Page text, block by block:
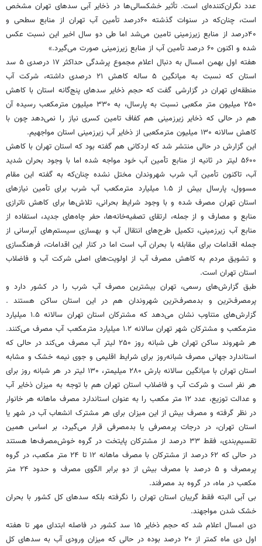
عدد نگران‌کننده‌ای است. تأثیر خشکسالی‌ها در ذخایر آبی سدهای تهران مشخص
است، چنان‌که در سنوات گذشته ۶۰‌درصد تأمین آب تهران از منابع سطحی و
۴۰‌درصد از منابع زیرزمینی تامین می‌شد اما طی دو سال اخیر این نسبت عکس
شده و اکنون ۶۰ درصد تأمین آب از منابع زیرزمینی صورت می‌گیرد.»
هفته اول بهمن امسال به دنبال اعلام مجموع پرشدگی حداکثر ۱۷ درصدی ۵ سد
استان که نسبت به میانگین ۵ ساله کاهش ۲۱ درصدی داشته، شرکت آب
منطقه‌ای تهران در گزارشی گفت که حجم ذخایر سدهای پنج‌گانه استان با کاهش
۲۵۰ میلیون متر مکعبی نسبت به پارسال، به ۳۳۰ میلیون مترمکعب رسیده آن
هم در حالی که ذخایر زیرزمینی هم کفاف تامین کسری نیاز را نمی‌دهد چون با
کاهش سالانه ۱۳۰ میلیون مترمکعبی از ذخایر آب زیرزمینی استان مواجهیم.
این گزارش در حالی منتشر شد که اردکانی هم گفته بود که استان تهران با کاهش
۵۶۰۰ لیتر در ثانیه از منابع تأمین آب خود مواجه شده اما با وجود بحران شدید
آب، تاکنون تأمین آب شرب شهروندان مختل نشده چنان‌که به گفته این مقام
مسوول، پارسال بیش از ۱.۵ میلیارد مترمکعب آب شرب برای تأمین نیازهای
استان تهران مصرف شده و با وجود شرایط بحرانی، تلاش‌ها برای کاهش ناترازی
منابع و مصارف و از جمله، ارتقای تصفیه‌خانه‌ها، حفر چاه‌های جدید، استفاده از
منابع آب زیرزمینی، تکمیل طرح‌های انتقال آب و بهسازی سیستم‌های آبرسانی از
جمله اقدامات برای مقابله با بحران آب است اما در کنار این اقدامات، فرهنگسازی
و تشویق مردم به کاهش مصرف آب از اولویت‌های اصلی شرکت آب و فاضلاب
استان تهران است.
طبق گزارش‌های رسمی، تهران بیشترین مصرف آب شرب را در کشور دارد و
پرمصرف‌ترین و بدمصرف‌ترین شهروندان هم در این استان ساکن هستند .
گزارش‌های متناوب نشان می‌دهد که مشترکان استان تهران سالانه ۱.۵ میلیارد
مترمکعب و مشترکان شهر تهران سالانه ۱.۲ میلیارد مترمکعب آب مصرف می‌کنند.
هر شهروند ساکن تهران طی شبانه روز ۲۵۰ لیتر آب مصرف می‌کند در حالی که
استاندارد جهانی مصرف شبانه‌روز برای شرایط اقلیمی و جوی نیمه خشک و مشابه
استان تهران با میانگین سالانه بارش ۲۸۰ میلیمتر، ۱۳۰ لیتر در هر شبانه روز برای
هر نفر است و شرکت آب و فاضلاب استان تهران هم با توجه به میزان ذخایر آب
و عدالت توزیع، عدد ۱۲ متر مکعب را به عنوان استاندارد مصرف ماهانه هر خانوار
در نظر گرفته و مصرف بیش از این میزان برای هر مشترک انشعاب آب در شهر یا
استان تهران، در درجات پرمصرفی یا بدمصرفی قرار می‌گیرد، بر اساس همین
تقسیم‌بندی، فقط ۳۳ درصد از مشترکان پایتخت در گروه خوش‌مصرف‌ها هستند
در حالی که ۶۲ درصد از مشترکان با مصرف ماهانه ۱۲ تا ۲۴ متر مکعب، در گروه
پرمصرف و ۵ درصد با مصرف بیش از دو برابر الگوی مصرف و حدود ۲۴ متر
مکعب در ماه، در گروه بد مصرفند.
بی آبی البته فقط گریبان استان تهران را نگرفته بلکه سدهای کل کشور با بحران
خشک شدن مواجهند.
دی امسال اعلام شد که حجم ذخایر ۱۵ سد کشور در فاصله ابتدای مهر تا هفته
اول دی ماه کمتر از ۲۰ درصد بوده در حالی که میزان ورودی آب به سدهای کل